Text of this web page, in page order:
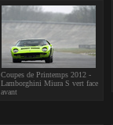
Coupes de Printemps 2012 -
Lamborghini Miura S vert face
avant